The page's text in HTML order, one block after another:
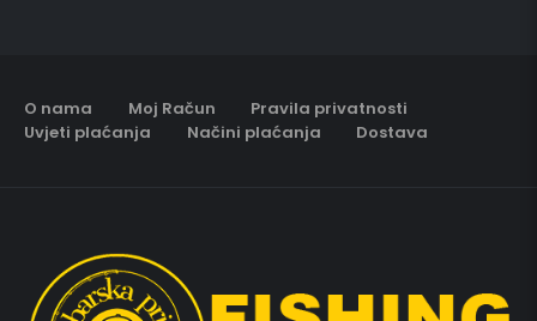
O nama Moj Račun
Pravila privatnosti
Uvjeti plaćanja
Načini plaćanja Dostava